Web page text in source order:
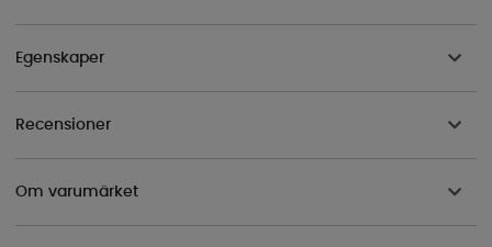
Egenskaper
Recensioner
Om varumärket